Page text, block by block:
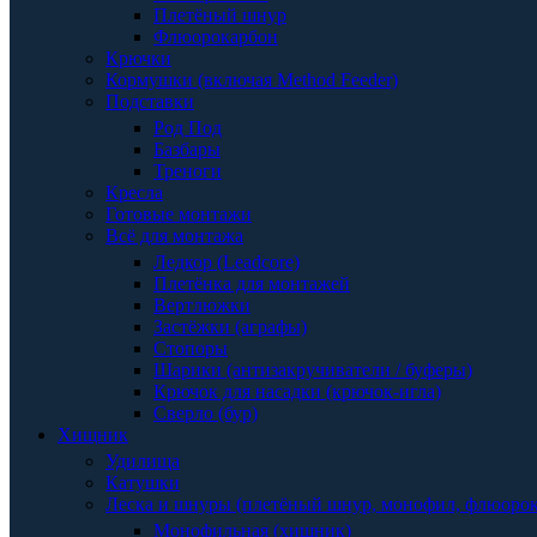
Плетёный шнур
Флюорокарбон
Крючки
Кормушки (включая Method Feeder)
Подставки
Род Под
Базбары
Треноги
Кресла
Готовые монтажи
Всё для монтажа
Ледкор (Leadcore)
Плетёнка для монтажей
Вертлюжки
Застёжки (аграфы)
Стопоры
Шарики (антизакручиватели / буферы)
Крючок для насадки (крючок-игла)
Сверло (бур)
Хищник
Удилища
Катушки
Леска и шнуры (плетёный шнур, монофил,
Монофильная (хищник)